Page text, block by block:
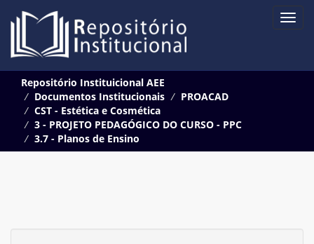
navigation
Repositório Instituicional AEE
Documentos Institucionais
PROACAD
CST - Estética e Cosmética
3 - PROJETO PEDAGÓGICO DO CURSO - PPC
3.7 - Planos de Ensino